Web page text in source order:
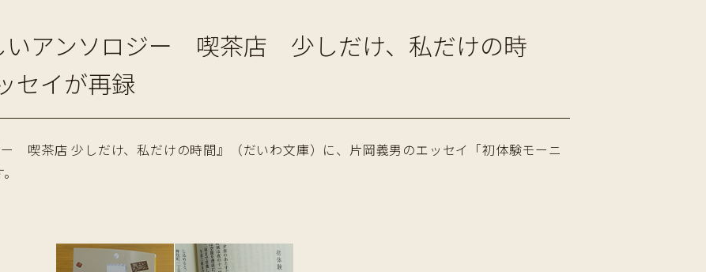
いアンソロジー 喫茶店 少しだけ、私だけの時
セイが再録
喫茶店 少しだけ、私だけの時間』（だいわ文庫）に、片岡義男のエッセイ「初体験モーニ